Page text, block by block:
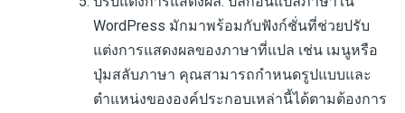
WordPress มักมาพร้อมกับฟังก์ชั่นที่ช่วยปรับ
แต่งการแสดงผลของภาษาที่แปล เช่น เมนูหรือ
ปุ่มสลับภาษา คุณสามารถกำหนดรูปแบบและ
ตำแหน่งขององค์ประกอบเหล่านี้ได้ตามต้องการ